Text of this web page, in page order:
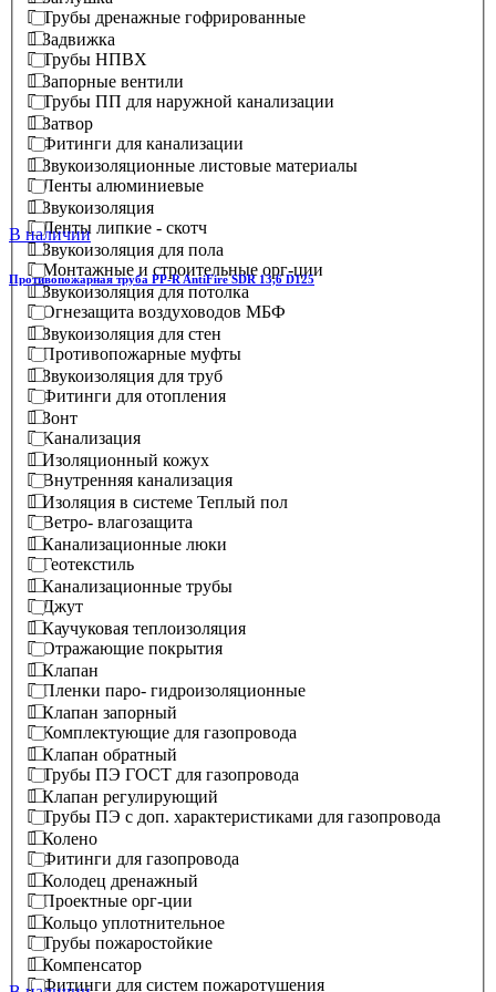
Трубы дренажные гофрированные
Трубы НПВХ
Трубы ПП для наружной канализации
Фитинги для канализации
Ленты алюминиевые
Ленты липкие - скотч
Монтажные и строительные орг-ции
Огнезащита воздуховодов МБФ
Противопожарные муфты
Фитинги для отопления
Канализация
Внутренняя канализация
Ветро- влагозащита
Геотекстиль
Джут
Отражающие покрытия
Пленки паро- гидроизоляционные
Комплектующие для газопровода
Трубы ПЭ ГОСТ для газопровода
Трубы ПЭ с доп. характеристиками для газопровода
Фитинги для газопровода
Проектные орг-ции
Трубы пожаростойкие
Фитинги для систем пожаротушения
Задвижка
Запорные вентили
Затвор
Звукоизоляционные листовые материалы
Звукоизоляция
Звукоизоляция для пола
Звукоизоляция для потолка
Звукоизоляция для стен
Звукоизоляция для труб
Зонт
Изоляционный кожух
Изоляция в системе Теплый пол
Канализационные люки
Канализационные трубы
Каучуковая теплоизоляция
Клапан
Клапан запорный
Клапан обратный
Клапан регулирующий
Колено
Колодец дренажный
Кольцо уплотнительное
Компенсатор
В наличии
Противопожарная труба PP-R AntiFire SDR 13,6 D125